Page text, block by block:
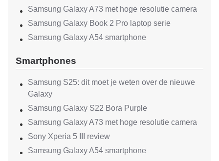
Samsung Galaxy A73 met hoge resolutie camera
Samsung Galaxy Book 2 Pro laptop serie
Samsung Galaxy A54 smartphone
Smartphones
Samsung S25: dit moet je weten over de nieuwe
Galaxy
Samsung Galaxy S22 Bora Purple
Samsung Galaxy A73 met hoge resolutie camera
Sony Xperia 5 III review
Samsung Galaxy A54 smartphone